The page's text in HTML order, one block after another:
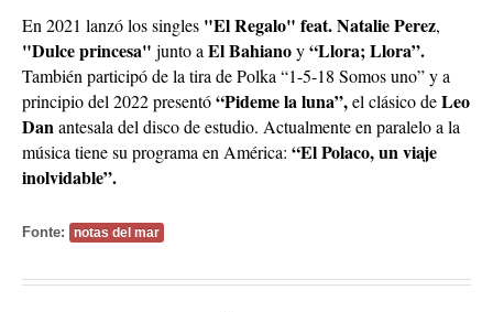
En 2021 lanzó los singles "El Regalo" feat. Natalie Perez,
"Dulce princesa" junto a El Bahianoy“Llora; Llora”.
También participó de la tira de Polka “1-5-18 Somos uno” y a
principio del 2022 presentó“Pideme la luna”,el clásico deLeo
Danantesala del disco de estudio. Actualmente en paralelo a la
música tiene su programa en América: “El Polaco, un viaje
inolvidable”.
Fonte: notas del mar